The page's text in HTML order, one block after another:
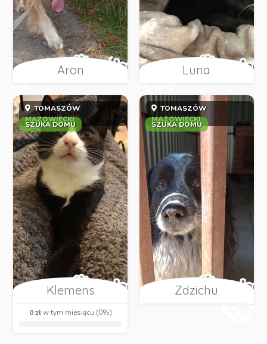
Aron Luna
TOMASZÓW
MAZOWIECKI
SZUKA DOMU
Klemens
0 złw tym miesiącu (0%)
TOMASZÓW
MAZOWIECKI
SZUKA DOMU
Zdzichu